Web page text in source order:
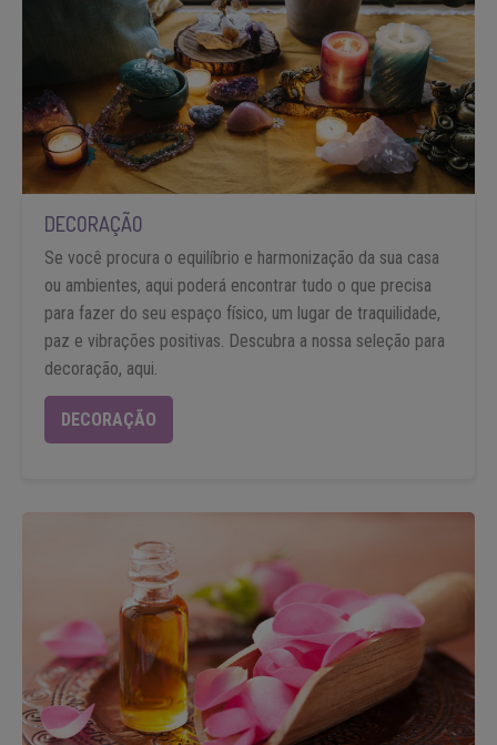
DECORAÇÃO
Se você procura o equilíbrio e harmonização da sua casa
ou ambientes, aqui poderá encontrar tudo o que precisa
para fazer do seu espaço físico, um lugar de traquilidade,
paz e vibrações positivas. Descubra a nossa seleção para
decoração, aqui.
DECORAÇÃO